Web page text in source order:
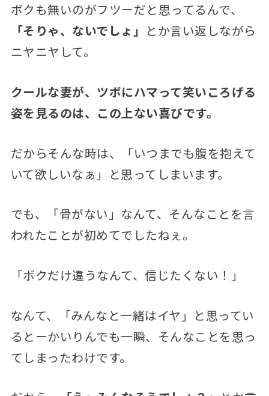
ボクも無いのがフツーだと思ってるんで、
「そりゃ、ないでしょ」 とか言い返しながら
ニヤニヤして。
クールな妻が、ツボにハマって笑いころげる
姿を見るのは、この上ない喜びです。
だからそんな時は、「いつまでも腹を抱えて
いて欲しいなぁ」と思ってしまいます。
でも、「骨がない」なんて、そんなことを言
われたことが初めてでしたねぇ。
「ボクだけ違うなんて、信じたくない！」
なんて、「みんなと一緒はイヤ」と思ってい
るとーかいりんでも一瞬、そんなことを思っ
てしまったわけです。